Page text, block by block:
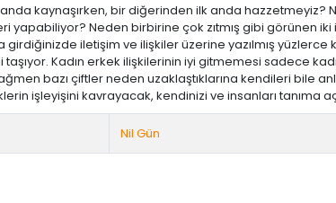
anda kaynaşırken, bir diğerinden ilk anda
Neden birbirine çok zıtmış gibi görünen iki
girdiğinizde iletişim ve ilişkiler üzerine yazılmış
Kadın erkek ilişkilerinin iyi gitmemesi sadece
bazı çiftler neden uzaklaştıklarına kendileri bile
işleyişini kavrayacak, kendinizi ve insanları tanıma
Nil Gün